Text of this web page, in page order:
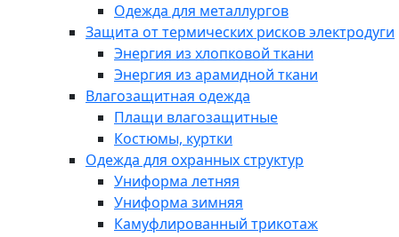
Одежда для металлургов
Защита от термических рисков электродуги
Энергия из хлопковой ткани
Энергия из арамидной ткани
Влагозащитная одежда
Плащи влагозащитные
Костюмы, куртки
Одежда для охранных структур
Униформа летняя
Униформа зимняя
Камуфлированный трикотаж